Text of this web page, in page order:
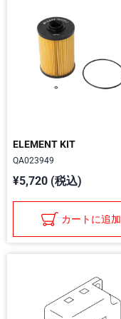
ELEMENT KIT
QA023949
¥5,720 (税込)
カートに追加